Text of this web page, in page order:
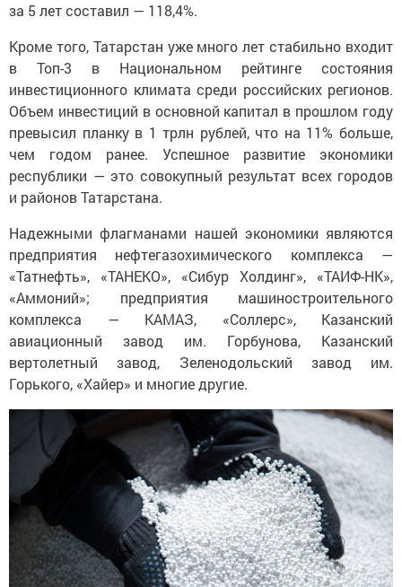
за 5 лет составил — 118,4%.
Кроме того, Татарстан уже много лет стабильно входит
в Топ-3 в Национальном рейтинге состояния
инвестиционного климата среди российских регионов.
Объем инвестиций в основной капитал в прошлом году
превысил планку в 1 трлн рублей, что на 11% больше,
чем годом ранее. Успешное развитие экономики
республики — это совокупный результат всех городов
и районов Татарстана.
Надежными флагманами нашей экономики являются
предприятия нефтегазохимического комплекса —
«Татнефть», «ТАНЕКО», «Сибур Холдинг», «ТАИФ-НК»,
«Аммоний»; предприятия машиностроительного
комплекса — КАМАЗ, «Соллерс», Казанский
авиационный завод им. Горбунова, Казанский
вертолетный завод, Зеленодольский завод им.
Горького, «Хайер» и многие другие.